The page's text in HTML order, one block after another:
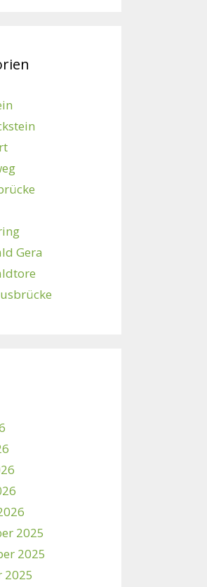
Gera
2025
2025
2025